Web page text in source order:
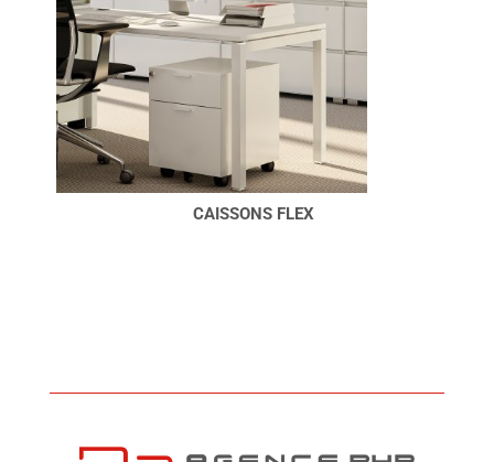
CAISSONS FLEX